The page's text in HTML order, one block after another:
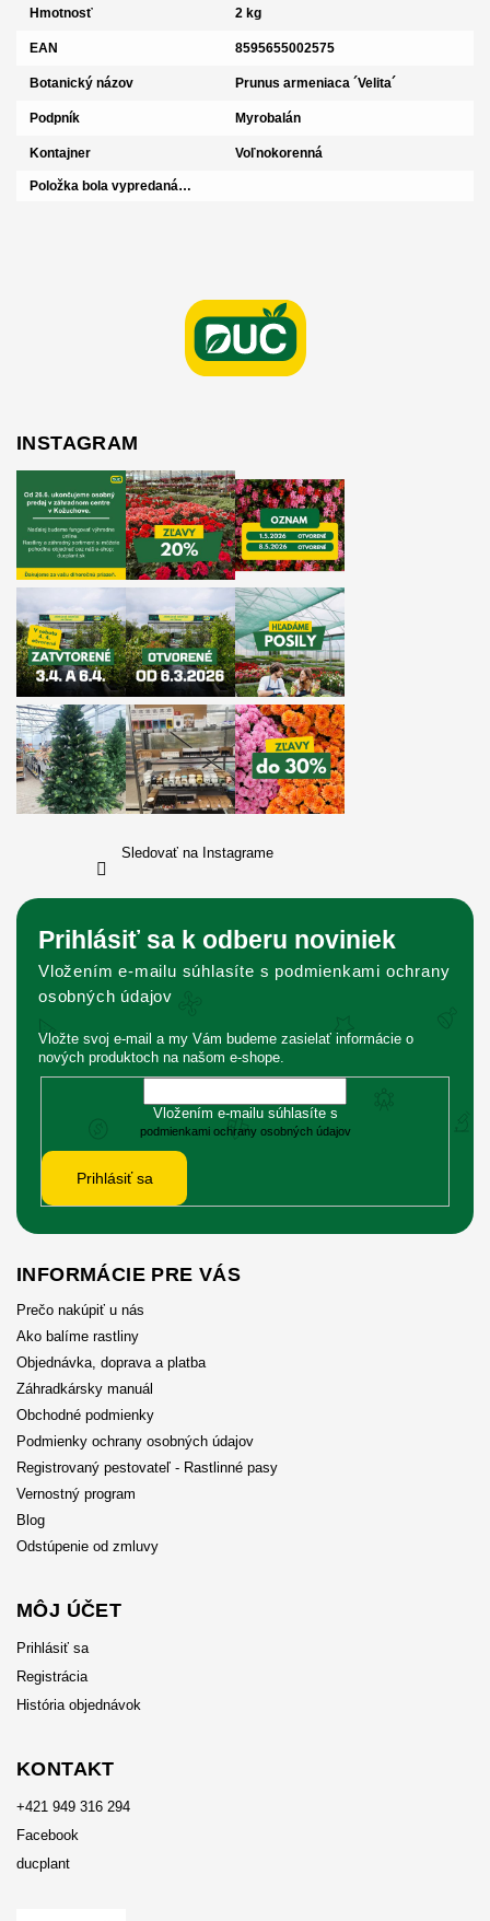
Hmotnosť 2 kg
EAN 8595655002575
Botanický názov Prunus armeniaca ´Velita´
Podpník Myrobalán
Kontajner Voľnokorenná
Položka bola vypredaná…
INSTAGRAM
Sledovať na Instagrame
Prihlásiť sa k odberu noviniek
Vložením e-mailu súhlasíte s podmienkami ochrany
osobných údajov
Vložte svoj e-mail a my Vám budeme zasielať informácie o
nových produktoch na našom e-shope.
Vložením e-mailu súhlasíte s
podmienkami ochrany osobných údajov
Prihlásiť sa
INFORMÁCIE PRE VÁS
Prečo nakúpiť u nás
Ako balíme rastliny
Objednávka, doprava a platba
Záhradkársky manuál
Obchodné podmienky
Podmienky ochrany osobných údajov
Registrovaný pestovateľ - Rastlinné pasy
Vernostný program
Blog
Odstúpenie od zmluvy
MÔJ ÚČET
Prihlásiť sa
Registrácia
História objednávok
KONTAKT
+421 949 316 294
Facebook
ducplant